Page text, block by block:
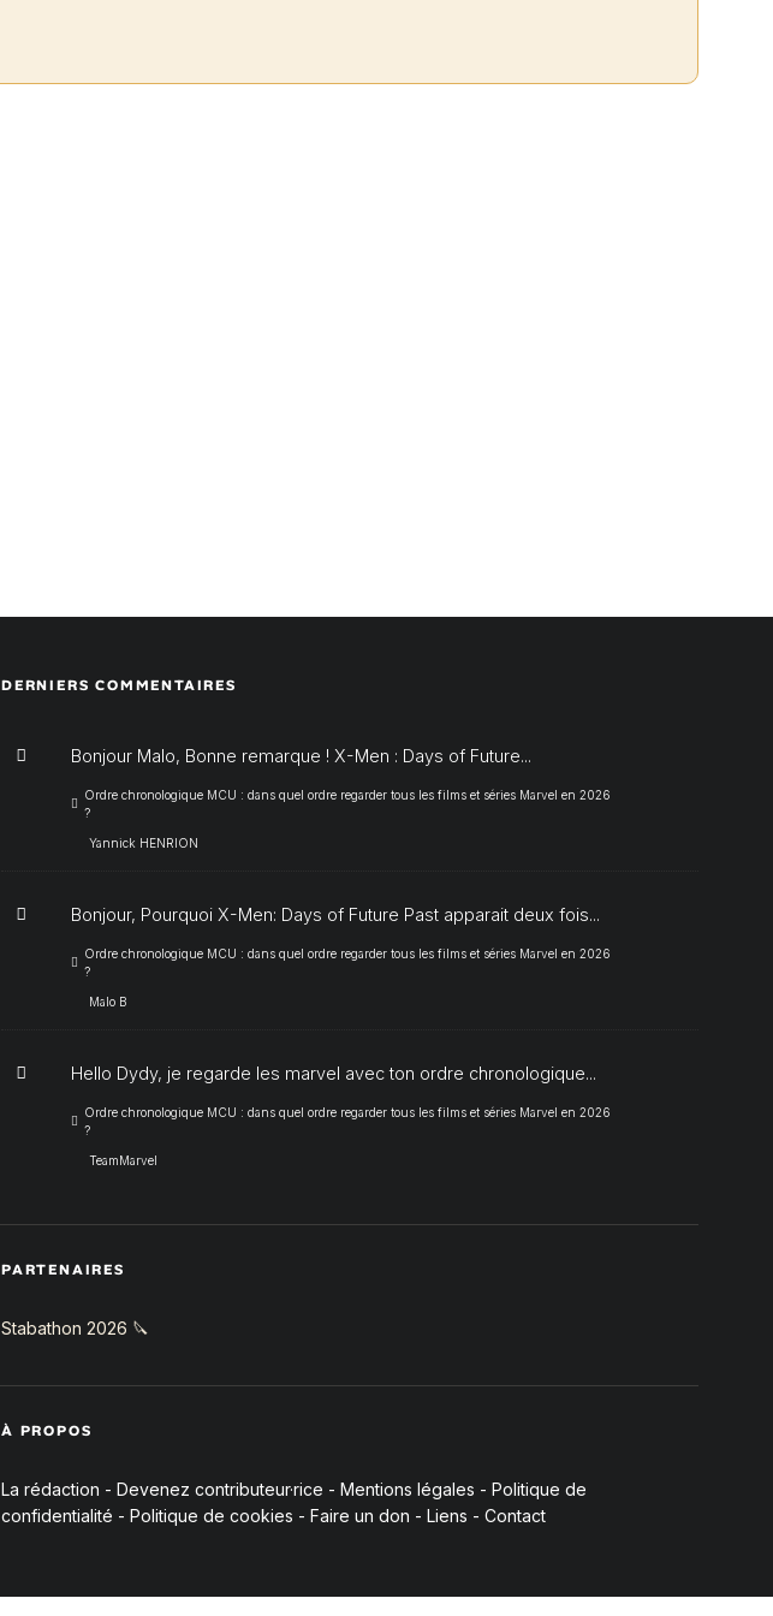
DERNIERS COMMENTAIRES
Bonjour Malo, Bonne remarque ! X-Men : Days of Future...
Ordre chronologique MCU : dans quel ordre regarder tous les films et séries Marvel en 2026
?
Yannick HENRION
Bonjour, Pourquoi X-Men: Days of Future Past apparait deux fois...
Ordre chronologique MCU : dans quel ordre regarder tous les films et séries Marvel en 2026
?
Malo B
Hello Dydy, je regarde les marvel avec ton ordre chronologique...
Ordre chronologique MCU : dans quel ordre regarder tous les films et séries Marvel en 2026
?
TeamMarvel
PARTENAIRES
Stabathon 2026 🔪
À PROPOS
La rédaction - Devenez contributeur·rice - Mentions légales - Politique de
confidentialité - Politique de cookies - Faire un don - Liens - Contact